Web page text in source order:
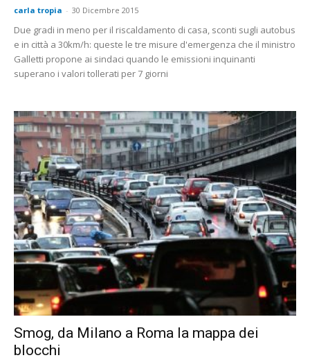
carla tropia - 30 Dicembre 2015
Due gradi in meno per il riscaldamento di casa, sconti sugli autobus
e in città a 30km/h: queste le tre misure d'emergenza che il ministro
Galletti propone ai sindaci quando le emissioni inquinanti
superano i valori tollerati per 7 giorni
Smog, da Milano a Roma la mappa dei
blocchi